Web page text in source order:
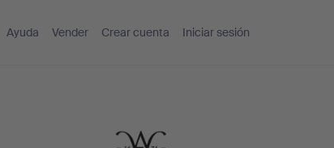
Ayuda Vender Crear cuenta Iniciar sesión